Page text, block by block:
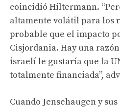
coincidió Hiltermann.
altamente volátil para los
probable que el impacto
Cisjordania. Hay una
israelí le gustaría que la
totalmente financiada”,
Cuando Jensehaugen y